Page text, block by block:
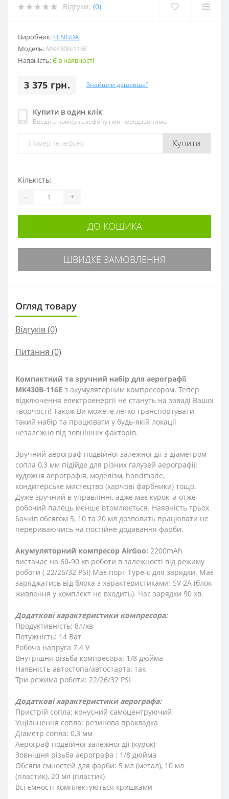
Відгуки: (0)
Виробник: FENGDA
Модель: MK430B-116E
Наявність:Є в наявності
3 375 грн. Знайшли дешевше?
Купити в один клік
Введіть номер телефону і ми передзвонимо
Купити
Кількість:
- +
ДО КОШИКА
ШВИДКЕ ЗАМОВЛЕННЯ
Огляд товару
Відгуків (0)
Питання (0)
Компактний та зручний набір для аерографії
MK430B-116E з акумуляторним компресором. Тепер
відключення електроенергії не стануть на заваді Вашої
творчості! Також Ви можете легко транспортувати
такий набір та працювати у будь-якій локації
незалежно від зовнішніх факторів.
Зручний аерограф подвійної залежної дії з діаметром
сопла 0,3 мм підійде для різних галузей аерографії:
художня аерографія, моделізм, handmade,
кондитерське мистецтво (харчові фарбники) тощо.
Дуже зручний в управлінні, адже має курок, а отже
робочий палець менше втомлюється. Наявність трьох
бачків обсягом 5, 10 та 20 мл дозволить працювати не
перериваючись на постійне додавання фарби.
Акумуляторний компресор AirGoo: 2200mAh
вистачає на 60-90 хв роботи в залежності від режиму
роботи ( 22/26/32 PSI) Має порт Type-c для зарядки. Має
заряджатись від блока з характеристиками: 5V 2A (блок
живлення у комплект не входить). Час зарядки 90 хв.
Додаткові характеристики компресора:
Продуктивність: 8л/хв
Потужність: 14 Ват
Робоча напруга 7.4 V
Внутрішня різьба компресора: 1/8 дюйма
Наявність автостопа/автостарта: так
Три режима роботи: 22/26/32 PSI
Додаткові характеристики аерографа:
Пристрій сопла: конусний самоцентруючий
Ущільнення сопла: резинова прокладка
Діаметр сопла: 0,3 мм
Аерограф подвійної залежної дії (курок)
Зовнішня різьба аерографа : 1/8 дюйма
Обсяги ємностей для фарби: 5 мл (метал), 10 мл
(пластик), 20 мл (пластик)
Всі ємності комплектуються кришками